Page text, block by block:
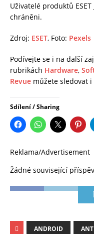
Uživatelé produktů
chráněni.
Zdroj: ESET, Foto: Pexels
Podívejte se i na další
rubrikách Hardware,
Revue můžete sledovat i
Sdílení / Sharing
Reklama/Advertisement
Žádné související
ANDROID